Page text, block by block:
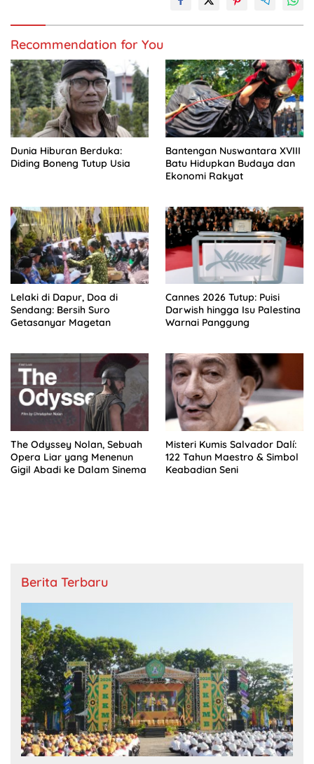
Recommendation for You
Dunia Hiburan Berduka:
Diding Boneng Tutup Usia
Bantengan Nuswantara XVIII
Batu Hidupkan Budaya dan
Ekonomi Rakyat
Lelaki di Dapur, Doa di
Sendang: Bersih Suro
Getasanyar Magetan
Cannes 2026 Tutup: Puisi
Darwish hingga Isu Palestina
Warnai Panggung
The Odyssey Nolan, Sebuah
Opera Liar yang Menenun
Gigil Abadi ke Dalam Sinema
Misteri Kumis Salvador Dalí:
122 Tahun Maestro & Simbol
Keabadian Seni
Berita Terbaru